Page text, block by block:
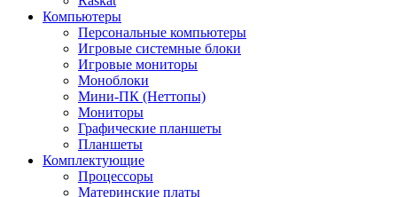
Компьютеры
Персональные компьютеры
Игровые системные блоки
Игровые мониторы
Моноблоки
Мини-ПК (Неттопы)
Мониторы
Графические планшеты
Планшеты
Комплектующие
Процессоры
Материнские платы